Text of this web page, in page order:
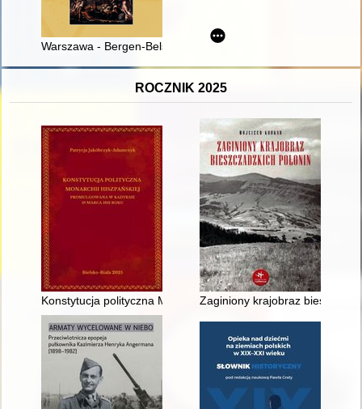
Warszawa - Bergen-Belsen : utwory prozatorskie Niny Gitler
ROCZNIK 2025
Konstytucja polityczna Monarchii Hiszpańskiej promulgowana
Zaginiony krajobraz